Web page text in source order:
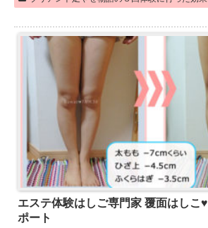
エステ体験はしご専門家 覆面はしこ
ポート